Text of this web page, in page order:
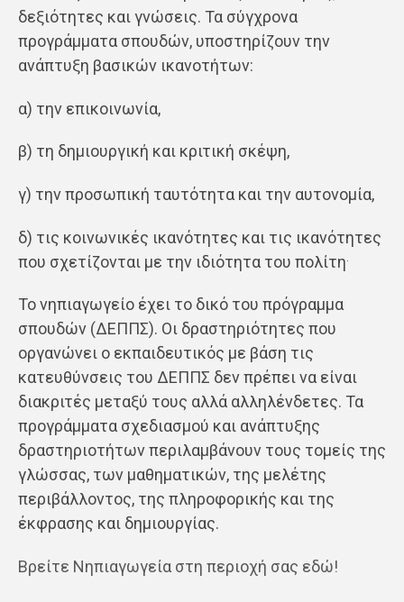
δεξιότητες και γνώσεις. Τα σύγχρονα
προγράμματα σπουδών, υποστηρίζουν την
ανάπτυξη βασικών ικανοτήτων:
α) την επικοινωνία,
β) τη δημιουργική και κριτική σκέψη,
γ) την προσωπική ταυτότητα και την αυτονομία,
δ) τις κοινωνικές ικανότητες και τις ικανότητες
που σχετίζονται με την ιδιότητα του πολίτη
Το νηπιαγωγείο έχει το δικό του πρόγραμμα
σπουδών (ΔΕΠΠΣ). Οι δραστηριότητες που
οργανώνει ο εκπαιδευτικός με βάση τις
κατευθύνσεις του ΔΕΠΠΣ δεν πρέπει να είναι
διακριτές μεταξύ τους αλλά αλληλένδετες. Τα
προγράμματα σχεδιασμού και ανάπτυξης
δραστηριοτήτων περιλαμβάνουν τους τομείς της
γλώσσας, των μαθηματικών, της μελέτης
περιβάλλοντος, της πληροφορικής και της
έκφρασης και δημιουργίας.
Βρείτε Νηπιαγωγεία στη περιοχή σας εδώ!